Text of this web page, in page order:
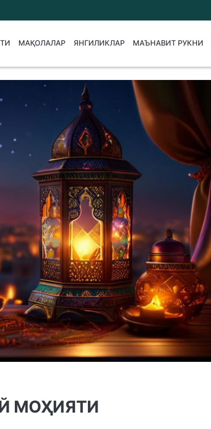
МАҚОЛАЛАР ЯНГИЛИКЛАР МАЪНАВИТ РУКНИ
МОҲИЯТИ